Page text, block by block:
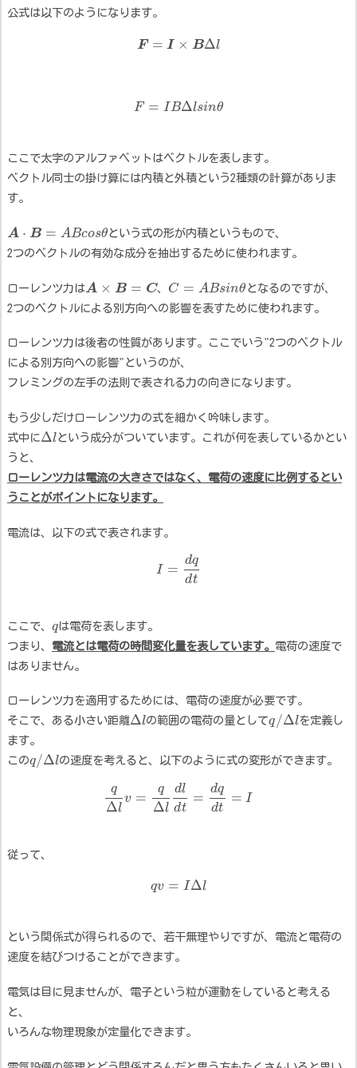
公式は以下のようになります。
F = I × BΔl
F = IBΔlsinθ
ここで太字のアルファベットはベクトルを表します。
ベクトル同士の掛け算には内積と外積という2種類の計算がありま
す。
A ⋅ B = ABcosθという式の形が内積というもので、
2つのベクトルの有効な成分を抽出するために使われます。
ローレンツ力はA × B = C、 C = ABsinθ となるのですが、
2つのベクトルによる別方向への影響を表すために使われます。
ローレンツ力は後者の性質があります。ここでいう"2つのベクトル
による別方向への影響"というのが、
フレミングの左手の法則で表される力の向きになります。
もう少しだけローレンツ力の式を細かく吟味します。
式中にΔlという成分がついています。これが何を表しているかとい
うと、
ローレンツ力は電流の大きさではなく、電荷の速度に比例するとい
うことがポイントになります。
電流は、以下の式で表されます。
I =
dq
dt
ここで、 qは電荷を表します。
つまり、 電流とは電荷の時間変化量を表しています。 電荷の速度で
はありません。
ローレンツ力を適用するためには、電荷の速度が必要です。
そこで、ある小さい距離Δlの範囲の電荷の量としてq/Δlを定義し
ます。
このq/Δlの速度を考えると、以下のように式の変形ができます。
q
Δl
v =
q
Δl
dl
dt
=
dq
dt
= I
従って、
qv = IΔl
という関係式が得られるので、若干無理やりですが、電流と電荷の
速度を結びつけることができます。
電気は目に見ませんが、電子という粒が運動をしていると考える
と、
いろんな物理現象が定量化できます。